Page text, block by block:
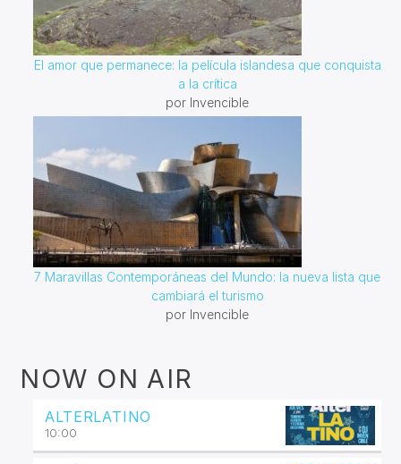
El amor que permanece: la película islandesa que conquista
a la crítica
por Invencible
7 Maravillas Contemporáneas del Mundo: la nueva lista que
cambiará el turismo
por Invencible
NOW ON AIR
ALTERLATINO
10:00